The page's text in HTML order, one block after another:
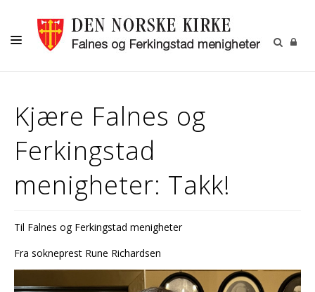
DÅP -VIGSEL-GRAVFERD
KONFIRMASJON
BARN OG UNGDOM
MENIGHETSARBEID
OM OSS
Kjære Falnes og
Ferkingstad
menigheter: Takk!
Til Falnes og Ferkingstad menigheter
Fra sokneprest Rune Richardsen